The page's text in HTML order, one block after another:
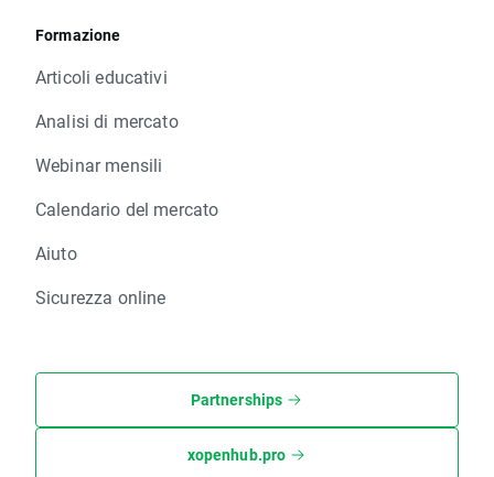
Formazione
Articoli educativi
Analisi di mercato
Webinar mensili
Calendario del mercato
Aiuto
Sicurezza online
Partnerships
xopenhub.pro